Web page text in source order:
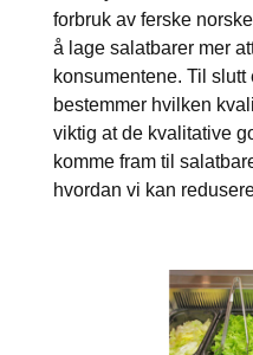
forbruk av ferske
å lage salatbarer mer
konsumentene. Til
bestemmer hvilken
viktig at de kvalitative
komme fram til
hvordan vi kan